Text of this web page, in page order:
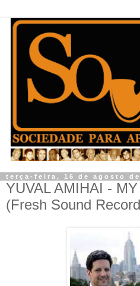
terça-feira, 16 de agosto de
YUVAL AMIHAI -
(Fresh Sound